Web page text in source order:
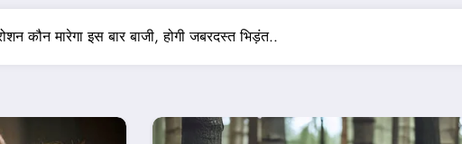
कौन मारेगा इस बार बाजी, होगी जबरदस्त भिड़ंत..